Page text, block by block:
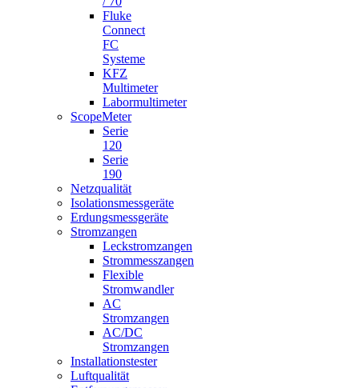
Fluke
Connect
FC
Systeme
KFZ
Multimeter
Labormultimeter
ScopeMeter
Serie
120
Serie
190
Netzqualität
Isolationsmessgeräte
Erdungsmessgeräte
Stromzangen
Leckstromzangen
Strommesszangen
Flexible
Stromwandler
AC
Stromzangen
AC/DC
Stromzangen
Installationstester
Luftqualität